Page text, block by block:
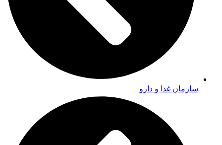
سازمان غذا و دارو